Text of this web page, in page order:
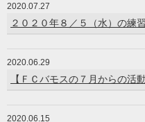
2020.07.27
２０２０年８／５（水）の練
2020.06.29
【ＦＣバモスの７月からの活
2020.06.15